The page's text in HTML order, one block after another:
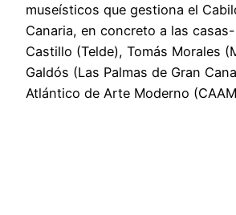
museísticos que gestiona el
Canaria, en concreto a las
Castillo (Telde), Tomás Morales
Galdós (Las Palmas de Gran
Atlántico de Arte Moderno